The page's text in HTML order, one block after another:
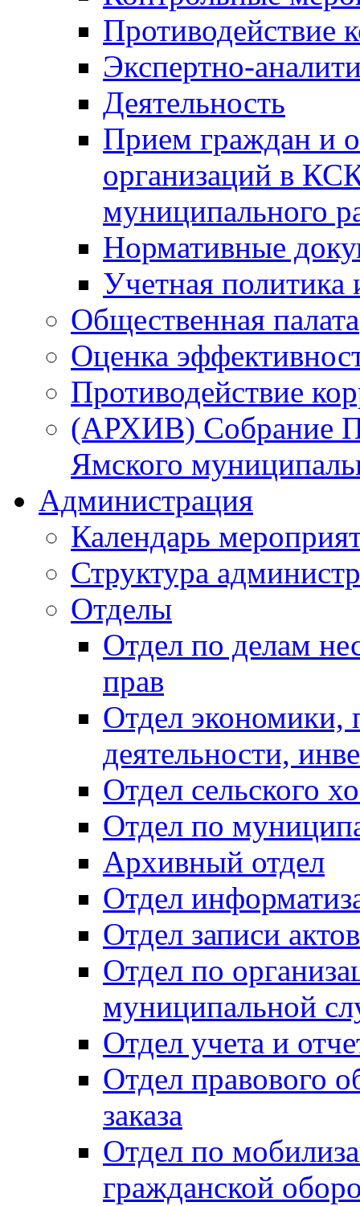
Противодействие
Экспертно-
Деятельность
Прием граждан и
организаций в
муниципального
Нормативные
Учетная политика
Общественная палата
Оценка
Противодействие
(АРХИВ) Собрание
Ямского
Администрация
Календарь
Структура
Отделы
Отдел по делам
прав
Отдел экономики,
деятельности,
Отдел сельского
Отдел по
Архивный отдел
Отдел
Отдел записи
Отдел по
муниципальной
Отдел учета и
Отдел правового
заказа
Отдел по
гражданской